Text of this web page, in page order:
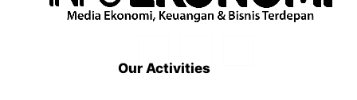
Our Activities